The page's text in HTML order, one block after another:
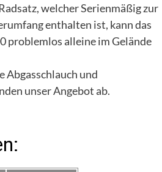
welcher Serienmäßig zur
enthalten ist, kann das
problemlos alleine im Gelände
und
unser Angebot ab.